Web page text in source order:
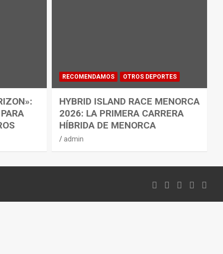
RECOMENDAMOS OTROS DEPORTES
HYBRID ISLAND RACE MENORCA
2026: LA PRIMERA CARRERA
HÍBRIDA DE MENORCA
admin